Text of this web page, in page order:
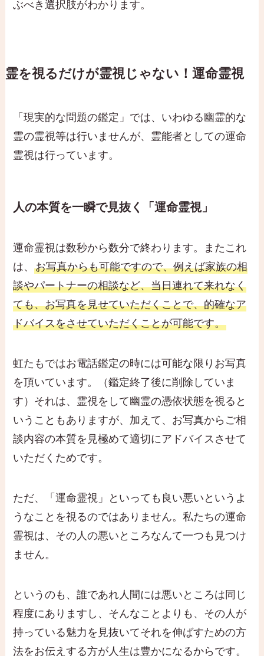
ぶべき選択肢がわかります。
霊を視るだけが霊視じゃない！運命霊視
「現実的な問題の鑑定」では、いわゆる幽霊的な
霊の霊視等は行いませんが、霊能者としての運命
霊視は行っています。
人の本質を一瞬で見抜く「運命霊視」
運命霊視は数秒から数分で終わります。またこれ
は、お写真からも可能ですので、例えば家族の相
談やパートナーの相談など、当日連れて来れなく
ても、お写真を見せていただくことで、的確なア
ドバイスをさせていただくことが可能です。
虹たもではお電話鑑定の時には可能な限りお写真
を頂いています。（鑑定終了後に削除していま
す）それは、霊視をして幽霊の憑依状態を視ると
いうこともありますが、加えて、お写真からご相
談内容の本質を見極めて適切にアドバイスさせて
いただくためです。
ただ、「運命霊視」といっても良い悪いというよ
うなことを視るのではありません。私たちの運命
霊視は、その人の悪いところなんて一つも見つけ
ません。
というのも、誰であれ人間には悪いところは同じ
程度にありますし、そんなことよりも、その人が
持っている魅力を見抜いてそれを伸ばすための方
法をお伝えする方が人生は豊かになるからです。